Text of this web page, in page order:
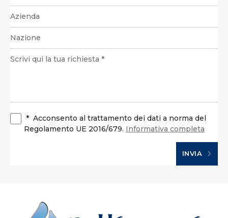
* Acconsento al trattamento dei dati a norma del
Regolamento UE 2016/679. Informativa completa
INVIA